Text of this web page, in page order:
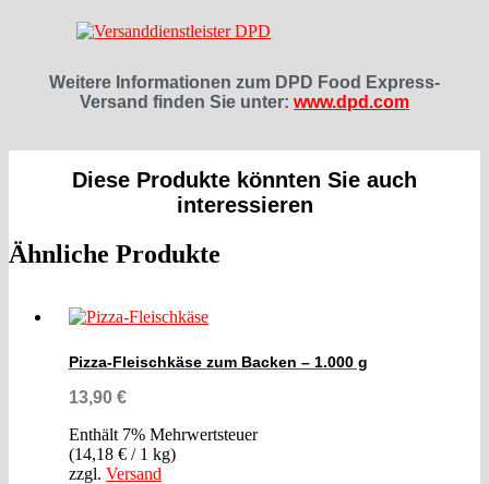
Weitere Informationen zum DPD Food Express-
Versand finden Sie unter: www.dpd.com
Diese Produkte könnten Sie auch
interessieren
Ähnliche Produkte
Pizza-Fleischkäse zum Backen – 1.000 g
13,90 €
Enthält 7% Mehrwertsteuer
(14,18 € / 1 kg)
zzgl. Versand